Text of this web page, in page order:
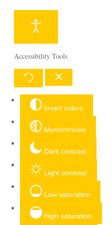
Accessibility Tools
Invert colors
Monochrome
Dark contrast
Light contrast
Low saturation
High saturation